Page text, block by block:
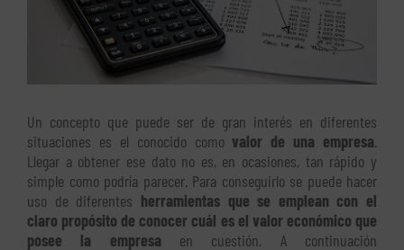
Un concepto que puede ser de gran interés en diferentes
situaciones es el conocido comovalor de una empresa.
Llegar a obtener ese dato no es, en ocasiones, tan rápido y
simple como podría parecer. Para conseguirlo se puede hacer
uso de diferentes herramientas que se emplean con el
claro propósito de conocer cuál es el valor económico que
posee la empresa en cuestión. A continuación